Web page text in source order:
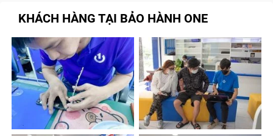
Dấu hiệu nhận biết cần nâng cấp SSD máy tính
Ổ Cứng Macbook Pro 2018 Không Nhận
Nguyên nhân ổ cứng SSD máy tính Ổ Cứng
Macbook Pro 2018 Không Nhận bị hỏng?
Quy trình nâng cấp ổ cứng SSD máy tính Ổ
Cứng Macbook Pro 2018 Không Nhận tại trung
tâm Bảo Hành One
KHÁCH HÀNG TẠI BẢO HÀNH ONE